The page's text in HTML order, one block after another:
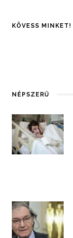
KÖVESS MINKET!
NÉPSZERŰ